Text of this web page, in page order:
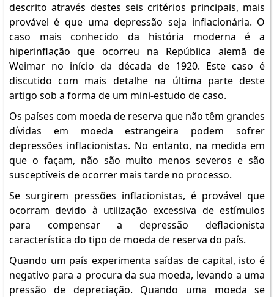
descrito através destes seis critérios principais, mais
provável é que uma depressão seja inflacionária. O
caso mais conhecido da história moderna é a
hiperinflação que ocorreu na República alemã de
Weimar no início da década de 1920. Este caso é
discutido com mais detalhe na última parte deste
artigo sob a forma de um mini-estudo de caso.
Os países com moeda de reserva que não têm grandes
dívidas em moeda estrangeira podem sofrer
depressões inflacionistas. No entanto, na medida em
que o façam, não são muito menos severos e são
susceptíveis de ocorrer mais tarde no processo.
Se surgirem pressões inflacionistas, é provável que
ocorram devido à utilização excessiva de estímulos
para compensar a depressão deflacionista
característica do tipo de moeda de reserva do país.
Quando um país experimenta saídas de capital, isto é
negativo para a procura da sua moeda, levando a uma
pressão de depreciação. Quando uma moeda se